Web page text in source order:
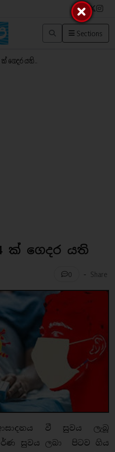
Sections
ගෙදර යති..
ක් ගෙදර යති
0 - Share
වී සුවය ලැබූ
සුවය ලබා පිටව ගිය